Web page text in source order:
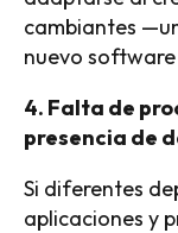
cambiantes
nuevo software
4. Falta de
presencia de
Si diferentes
aplicaciones y